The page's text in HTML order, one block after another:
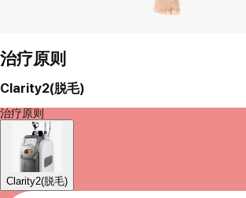
治疗原则
Clarity2(脱毛)
治疗原则
Clarity2(脱毛)